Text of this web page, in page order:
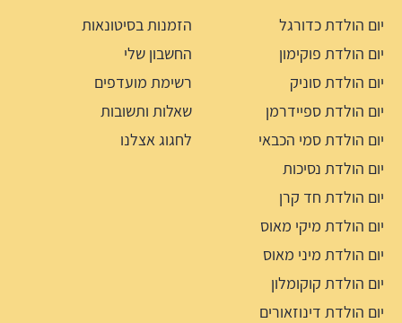
יום הולדת כדורגל
יום הולדת פוקימון
יום הולדת סוניק
יום הולדת ספיידרמן
יום הולדת סמי הכבאי
יום הולדת נסיכות
יום הולדת חד קרן
יום הולדת מיקי מאוס
יום הולדת מיני מאוס
יום הולדת קוקומלון
יום הולדת דינוזאורים
הזמנות בסיטונאות
החשבון שלי
רשימת מועדפים
שאלות ותשובות
לחגוג אצלנו